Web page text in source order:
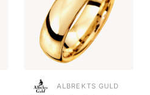
ALBREKTS GULD